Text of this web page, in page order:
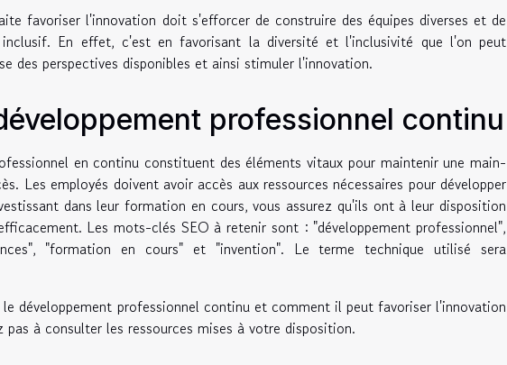
favoriser l'innovation doit s'efforcer de construire des équipes diverses et de
En effet, c'est en favorisant la diversité et l'inclusivité que l'on peut
des perspectives disponibles et ainsi stimuler l'innovation.
professionnel continu
en continu constituent des éléments vitaux pour maintenir une main-
Les employés doivent avoir accès aux ressources nécessaires pour développer
dans leur formation en cours, vous assurez qu'ils ont à leur disposition
Les mots-clés SEO à retenir sont : "développement professionnel",
"formation en cours" et "invention". Le terme technique utilisé sera
le développement professionnel continu et comment il peut favoriser l'innovation
à consulter les ressources mises à votre disposition.